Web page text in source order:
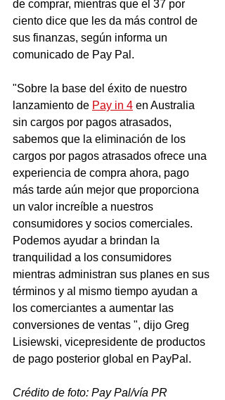
de comprar, mientras que el 37 por
ciento dice que les da más control de
sus finanzas, según informa un
comunicado de Pay Pal.
"Sobre la base del éxito de nuestro
lanzamiento de Pay in 4 en Australia
sin cargos por pagos atrasados,
sabemos que la eliminación de los
cargos por pagos atrasados ​​ofrece una
experiencia de compra ahora, pago
más tarde aún mejor que proporciona
un valor increíble a nuestros
consumidores y socios comerciales.
Podemos ayudar a brindan la
tranquilidad a los consumidores
mientras administran sus planes en sus
términos y al mismo tiempo ayudan a
los comerciantes a aumentar las
conversiones de ventas ", dijo Greg
Lisiewski, vicepresidente de productos
de pago posterior global en PayPal.
Crédito de foto: Pay Pal/vía PR